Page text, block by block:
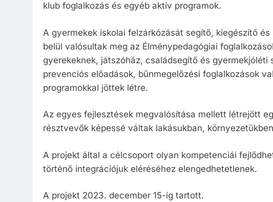
klub foglalkozás és egyéb aktív programok.
A gyermekek iskolai felzárkózását segítő, kiegészítő
belül valósultak meg az Élménypedagógiai
gyerekeknek, játszóház, családsegítő és
prevenciós előadások, bűnmegelőzési foglalkozások
programokkal jöttek létre.
Az egyes fejlesztések megvalósítása mellett létrejött
résztvevők képessé váltak lakásukban,
A projekt által a célcsoport olyan kompetenciái
történő integrációjuk eléréséhez elengedhetetlenek.
A projekt 2023. december 15-ig tartott.